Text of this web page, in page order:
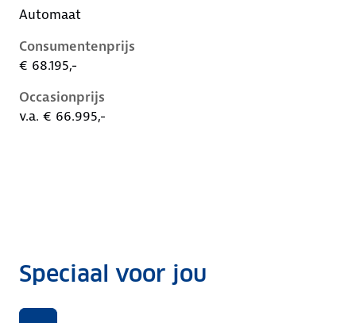
Automaat
Consumentenprijs
€ 68.195,-
Occasionprijs
v.a. € 66.995,-
Speciaal voor jou